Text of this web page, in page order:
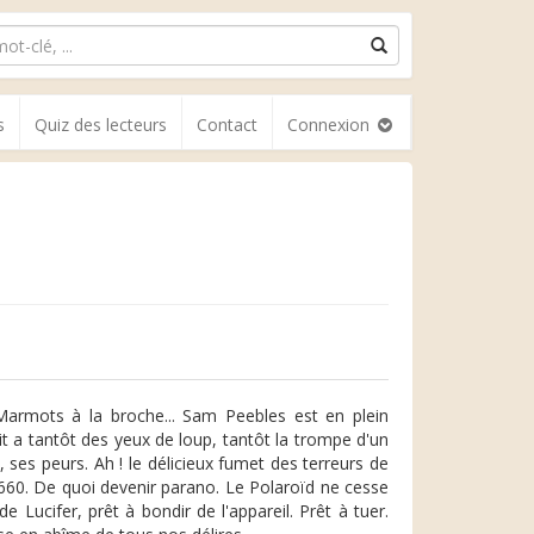
Quiz des lecteurs Contact Connexion
à la broche... Sam Peebles est en plein
a tantôt des yeux de loup, tantôt la trompe d'un
peurs. Ah ! le délicieux fumet des terreurs de
De quoi devenir parano. Le Polaroïd ne cesse
Lucifer, prêt à bondir de l'appareil. Prêt à tuer.